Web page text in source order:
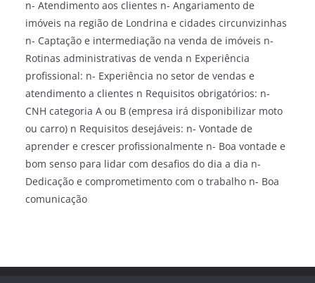
n- Atendimento aos clientes n- Angariamento de
imóveis na região de Londrina e cidades circunvizinhas
n- Captação e intermediação na venda de imóveis n-
Rotinas administrativas de venda n Experiência
profissional: n- Experiência no setor de vendas e
atendimento a clientes n Requisitos obrigatórios: n-
CNH categoria A ou B (empresa irá disponibilizar moto
ou carro) n Requisitos desejáveis: n- Vontade de
aprender e crescer profissionalmente n- Boa vontade e
bom senso para lidar com desafios do dia a dia n-
Dedicação e comprometimento com o trabalho n- Boa
comunicação